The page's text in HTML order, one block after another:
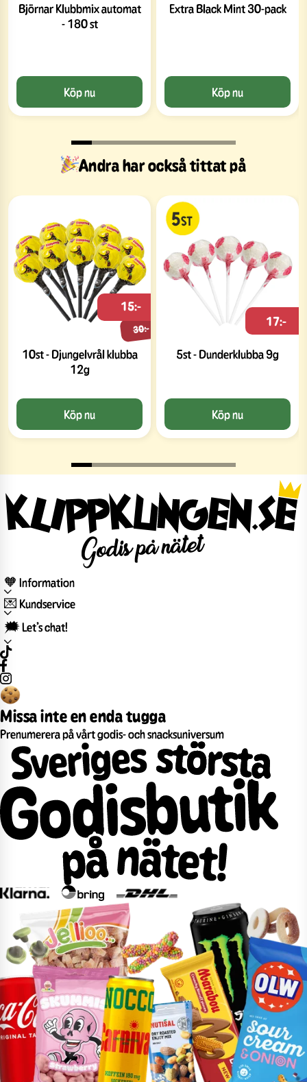
Björnar Klubbmix automat
- 180 st
Köp nu
Extra Black Mint 30-pack
Köp nu
Andra har också tittat på
10st - Djungelvrål klubba
12g
30:-
15:-
Köp nu
5st - Dunderklubba 9g
17:-
Köp nu
🧡 Information
💌 Kundservice
🗯️ Let’s chat!
Missa inte en enda tugga
Prenumerera på vårt godis- och snacksuniversum